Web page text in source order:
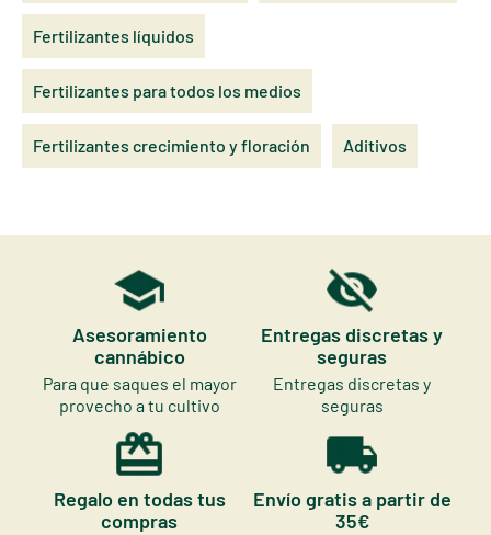
Fertilizantes líquidos
Fertilizantes para todos los medios
Fertilizantes crecimiento y floración Aditivos
Asesoramiento
cannábico
Para que saques el mayor
provecho a tu cultivo
Entregas discretas y
seguras
Entregas discretas y
seguras
Regalo en todas tus
compras
Envío gratis a partir de
35€